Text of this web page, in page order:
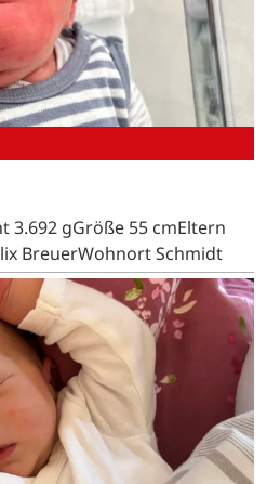
3.692 gGröße 55 cmEltern
BreuerWohnort Schmidt